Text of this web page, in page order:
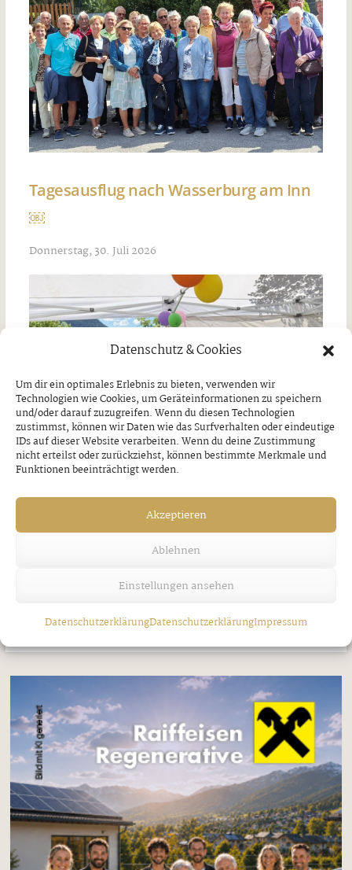
Datenschutz & Cookies
Um dir ein optimales Erlebnis zu bieten, verwenden wir
Technologien wie Cookies, um Geräteinformationen zu speichern
und/oder darauf zuzugreifen. Wenn du diesen Technologien
zustimmst, können wir Daten wie das Surfverhalten oder eindeutige
IDs auf dieser Website verarbeiten. Wenn du deine Zustimmung
nicht erteilst oder zurückziehst, können bestimmte Merkmale und
Funktionen beeinträchtigt werden.
Akzeptieren
Ablehnen
Einstellungen ansehen
DatenschutzerklärungDatenschutzerklärungImpressum
Tagesausflug nach Wasserburg am Inn
￼
Donnerstag, 30. Juli 2026
Jubilare in Bruck am Ziller
Donnerstag, 30. Juli 2026